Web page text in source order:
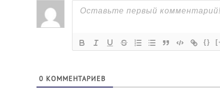
{}
0 КОММЕНТАРИЕВ